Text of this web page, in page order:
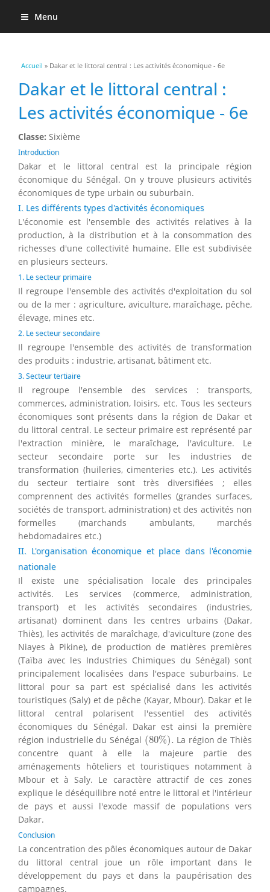
Menu
Vous êtes ici
Accueil » Dakar et le littoral central : Les activités économique - 6e
Dakar et le littoral central :
Les activités économique - 6e
Classe: Sixième
Introduction
Dakar et le littoral central est la principale région
économique du Sénégal. On y trouve plusieurs activités
économiques de type urbain ou suburbain.
I. Les différents types d'activités économiques
L'économie est l'ensemble des activités relatives à la
production, à la distribution et à la consommation des
richesses d'une collectivité humaine. Elle est subdivisée
en plusieurs secteurs.
1. Le secteur primaire
Il regroupe l'ensemble des activités d'exploitation du sol
ou de la mer : agriculture, aviculture, maraîchage, pêche,
élevage, mines etc.
2. Le secteur secondaire
Il regroupe l'ensemble des activités de transformation
des produits : industrie, artisanat, bâtiment etc.
3. Secteur tertiaire
Il regroupe l'ensemble des services : transports,
commerces, administration, loisirs, etc. Tous les secteurs
économiques sont présents dans la région de Dakar et
du littoral central. Le secteur primaire est représenté par
l'extraction minière, le maraîchage, l'aviculture. Le
secteur secondaire porte sur les industries de
transformation (huileries, cimenteries etc.). Les activités
du secteur tertiaire sont très diversifiées ; elles
comprennent des activités formelles (grandes surfaces,
sociétés de transport, administration) et des activités non
formelles (marchands ambulants, marchés
hebdomadaires etc.)
II. L'organisation économique et place dans l'économie
nationale
Il existe une spécialisation locale des principales
activités. Les services (commerce, administration,
transport) et les activités secondaires (industries,
artisanat) dominent dans les centres urbains (Dakar,
Thiès), les activités de maraîchage, d'aviculture (zone des
Niayes à Pikine), de production de matières premières
(Taïba avec les Industries Chimiques du Sénégal) sont
principalement localisées dans l'espace suburbains. Le
littoral pour sa part est spécialisé dans les activités
touristiques (Saly) et de pêche (Kayar, Mbour). Dakar et le
littoral central polarisent l'essentiel des activités
économiques du Sénégal. Dakar est ainsi la première
région industrielle du Sénégal (80%).
(80%). La région de Thiès
concentre quant à elle la majeure partie des
aménagements hôteliers et touristiques notamment à
Mbour et à Saly. Le caractère attractif de ces zones
explique le déséquilibre noté entre le littoral et l'intérieur
de pays et aussi l'exode massif de populations vers
Dakar.
Conclusion
La concentration des pôles économiques autour de Dakar
du littoral central joue un rôle important dans le
développement du pays et dans la paupérisation des
campagnes.